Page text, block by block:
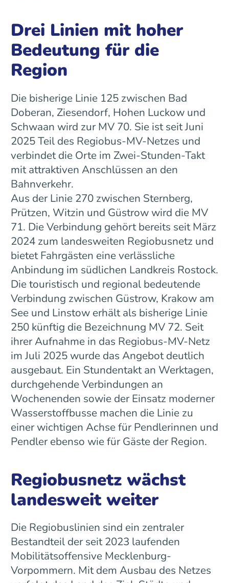
Drei Linien mit hoher
Bedeutung für die
Region
Die bisherige Linie 125 zwischen Bad
Doberan, Ziesendorf, Hohen Luckow und
Schwaan wird zur MV 70. Sie ist seit Juni
2025 Teil des Regiobus-MV-Netzes und
verbindet die Orte im Zwei-Stunden-Takt
mit attraktiven Anschlüssen an den
Bahnverkehr.
Aus der Linie 270 zwischen Sternberg,
Prützen, Witzin und Güstrow wird die MV
71. Die Verbindung gehört bereits seit März
2024 zum landesweiten Regiobusnetz und
bietet Fahrgästen eine verlässliche
Anbindung im südlichen Landkreis Rostock.
Die touristisch und regional bedeutende
Verbindung zwischen Güstrow, Krakow am
See und Linstow erhält als bisherige Linie
250 künftig die Bezeichnung MV 72. Seit
ihrer Aufnahme in das Regiobus-MV-Netz
im Juli 2025 wurde das Angebot deutlich
ausgebaut. Ein Stundentakt an Werktagen,
durchgehende Verbindungen an
Wochenenden sowie der Einsatz moderner
Wasserstoffbusse machen die Linie zu
einer wichtigen Achse für Pendlerinnen und
Pendler ebenso wie für Gäste der Region.
Regiobusnetz wächst
landesweit weiter
Die Regiobuslinien sind ein zentraler
Bestandteil der seit 2023 laufenden
Mobilitätsoffensive Mecklenburg-
Vorpommern. Mit dem Ausbau des Netzes